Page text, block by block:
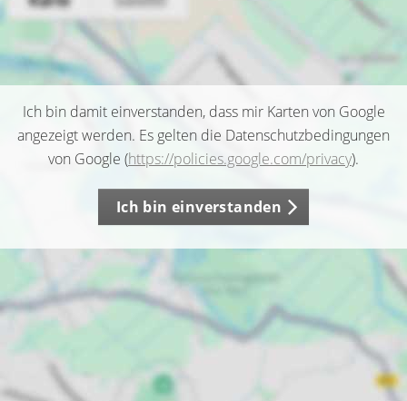
Ich bin damit einverstanden, dass mir Karten von Google
angezeigt werden. Es gelten die Datenschutzbedingungen
von Google (https://policies.google.com/privacy).
Ich bin einverstanden